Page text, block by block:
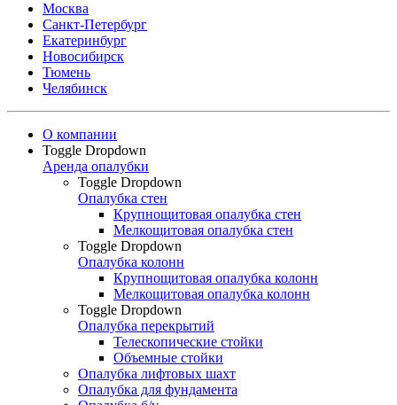
Москва
Санкт-Петербург
Екатеринбург
Новосибирск
Тюмень
Челябинск
О компании
Toggle Dropdown
Аренда опалубки
Toggle Dropdown
Опалубка стен
Крупнощитовая опалубка стен
Мелкощитовая опалубка стен
Toggle Dropdown
Опалубка колонн
Крупнощитовая опалубка колонн
Мелкощитовая опалубка колонн
Toggle Dropdown
Опалубка перекрытий
Телескопические стойки
Объемные стойки
Опалубка лифтовых шахт
Опалубка для фундамента